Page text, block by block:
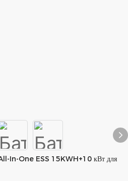
In-One ESS 15KWH+10 кВт для